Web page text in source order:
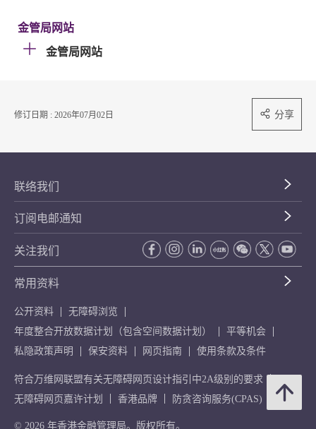
金管局网站
金管局网站
修订日期 : 2026年07月02日 分享
联络我们
订阅电邮通知
关注我们
常用资料
公开资料
无障碍浏览
年度整合开放数据计划（包含空间数据计划）
平等机会
私隐政策声明
保安资料 网页指南 使用条款及条件
符合万维网联盟有关无障碍网页设计指引中2A级别的要求
无障碍网页嘉许计划
香港品牌 防贪咨询服务(CPAS)
© 2026 年香港金融管理局。版权所有。